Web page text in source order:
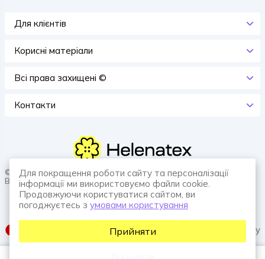
Для клієнтів
Корисні матеріали
Всi права захищенi ©
Контакти
© 2026 HELENATEX «Ґудзики, вішаки, нитки. Власне виробництво.
Все для швейної справи.»
SUFIX web agency
Для покращення роботи сайту та персоналізації
інформації ми використовуємо файли cookie.
Продовжуючи користуватися сайтом, ви
погоджуєтесь з умовами користування
Прийняти